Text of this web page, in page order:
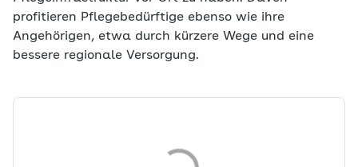
profitieren Pflegebedürftige ebenso wie ihre
Angehörigen, etwa durch kürzere Wege und eine
bessere regionale Versorgung.